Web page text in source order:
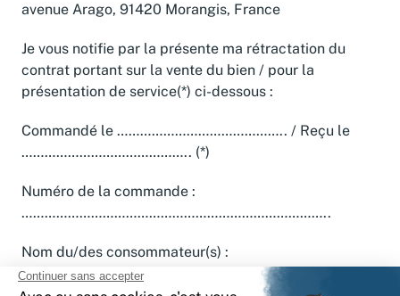
avenue Arago, 91420 Morangis, France
Je vous notifie par la présente ma rétractation du
contrat portant sur la vente du bien / pour la
présentation de service(*) ci-dessous :
Commandé le …………………………………….. / Reçu le
…………………………………….. (*)
Numéro de la commande :
……………………………………………………………………..
Nom du/des consommateur(s) :
………………………………………………………………..